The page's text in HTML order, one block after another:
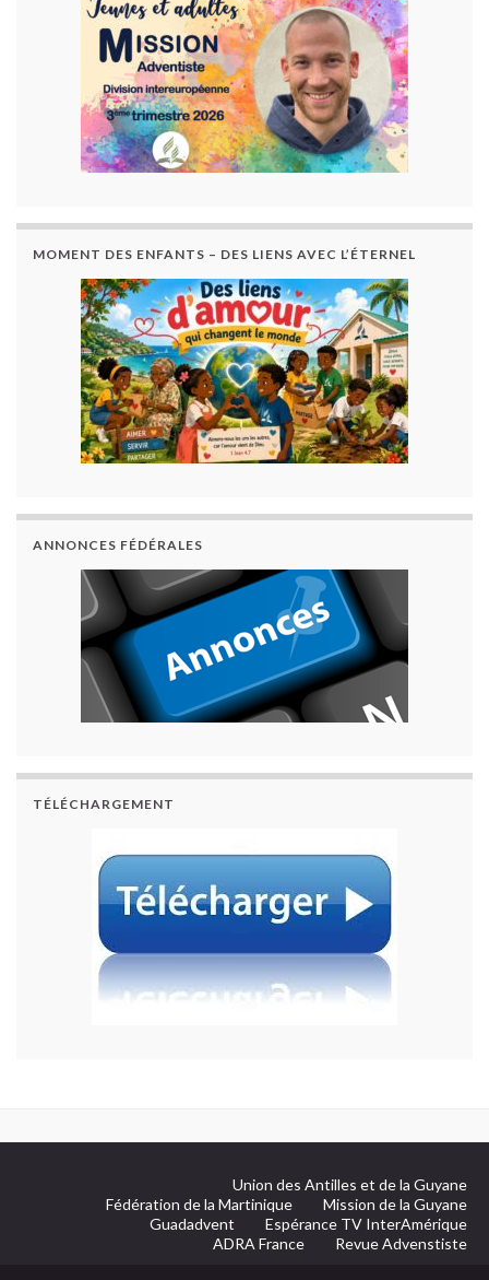
MOMENT DES ENFANTS – DES LIENS AVEC L’ÉTERNEL
ANNONCES FÉDÉRALES
TÉLÉCHARGEMENT
Union des Antilles et de la Guyane
Fédération de la Martinique
Mission de la Guyane
Guadadvent
Espérance TV InterAmérique
ADRA France
Revue Advenstiste